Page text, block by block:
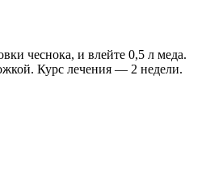
чеснока, и влейте 0,5 л меда.
Курс лечения — 2 недели.